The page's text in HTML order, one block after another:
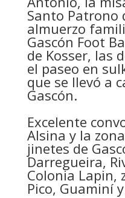
Santo Patrono
almuerzo
Gascón Foot
de Kosser, las
el paseo en
que se llevó a
Gascón.
Excelente
Alsina y la
jinetes de
Darregueira,
Colonia Lapin,
Pico, Guaminí